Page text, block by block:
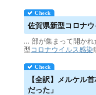
佐賀県新型コロナウ
... 部が集まって開か
型コロナウイルス感染
【全訳】メルケル
だった」